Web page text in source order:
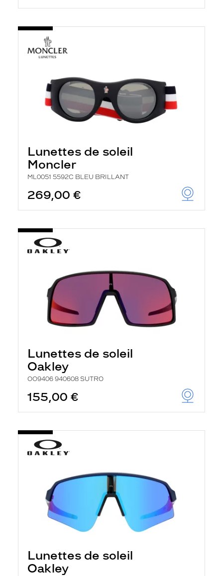
Lunettes de soleil
Moncler
ML0051 5592C BLEU BRILLANT
269,00 €
Lunettes de soleil
Oakley
OO9406 940608 SUTRO
155,00 €
Lunettes de soleil
Oakley